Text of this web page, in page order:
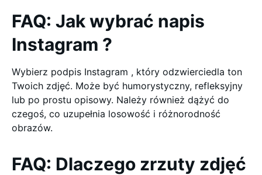
FAQ: Jak wybrać napis
Instagram ?
Wybierz podpis Instagram , który odzwierciedla ton
Twoich zdjęć. Może być humorystyczny, refleksyjny
lub po prostu opisowy. Należy również dążyć do
czegoś, co uzupełnia losowość i różnorodność
obrazów.
FAQ: Dlaczego zrzuty zdjęć